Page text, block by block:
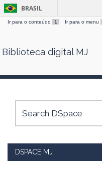
Skip
BRASIL
Ir para o conteúdo 1 Ir para o menu
Biblioteca digital MJ
DSPACE MJ